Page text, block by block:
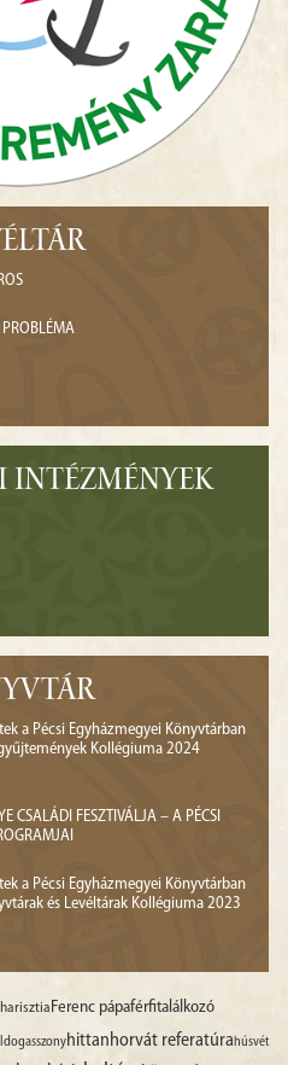
INTÉZMÉNYEK
a Pécsi Egyházmegyei Könyvtárban
Kollégiuma 2024
CSALÁDI FESZTIVÁLJA – A PÉCSI
a Pécsi Egyházmegyei Könyvtárban
és Levéltárak Kollégiuma 2023
Ferenc pápaférfitalálkozó
hittanhorvát referatúrahúsvét